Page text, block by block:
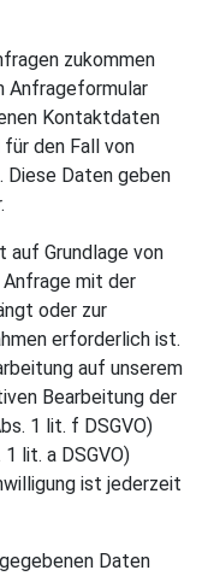
zukommen
Anfrageformular
Kontaktdaten
den Fall von
Diese Daten geben
auf Grundlage von
Anfrage mit der
oder zur
erforderlich ist.
auf unserem
Bearbeitung der
1 lit. f DSGVO)
lit. a DSGVO)
ist jederzeit
Daten